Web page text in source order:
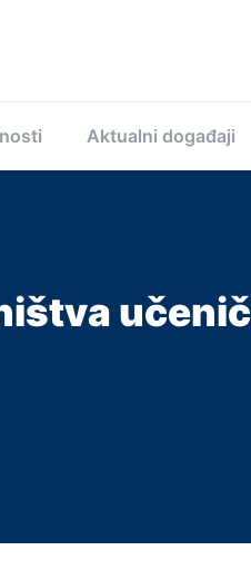
Aktualni događaji